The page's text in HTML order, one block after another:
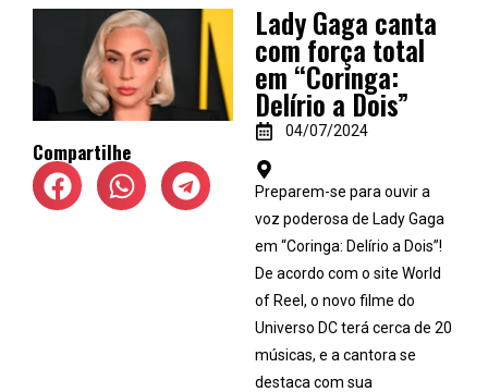
Compartilhe
Lady Gaga canta
com força total
em “Coringa:
Delírio a Dois”
04/07/2024
Preparem-se para ouvir a
voz poderosa de Lady Gaga
em “Coringa: Delírio a Dois”!
De acordo com o site World
of Reel, o novo filme do
Universo DC terá cerca de 20
músicas, e a cantora se
destaca com sua